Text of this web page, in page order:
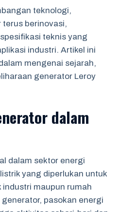
teknologi,
terus berinovasi,
teknis yang
industri. Artikel ini
mengenai sejarah,
generator Leroy
dalam
dalam sektor energi
yang diperlukan untuk
maupun rumah
pasokan energi